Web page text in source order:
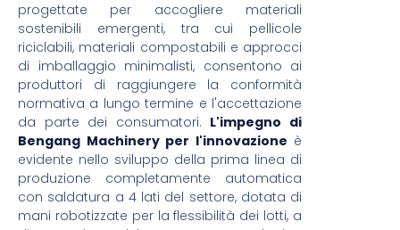
progettate per accogliere materiali
sostenibili emergenti, tra cui pellicole
riciclabili, materiali compostabili e approcci
di imballaggio minimalisti, consentono ai
produttori di raggiungere la conformità
normativa a lungo termine e l'accettazione
da parte dei consumatori. L'impegno di
Bengang Machinery per l'innovazione è
evidente nello sviluppo della prima linea di
produzione completamente automatica
con saldatura a 4 lati del settore, dotata di
mani robotizzate per la flessibilità dei lotti, a